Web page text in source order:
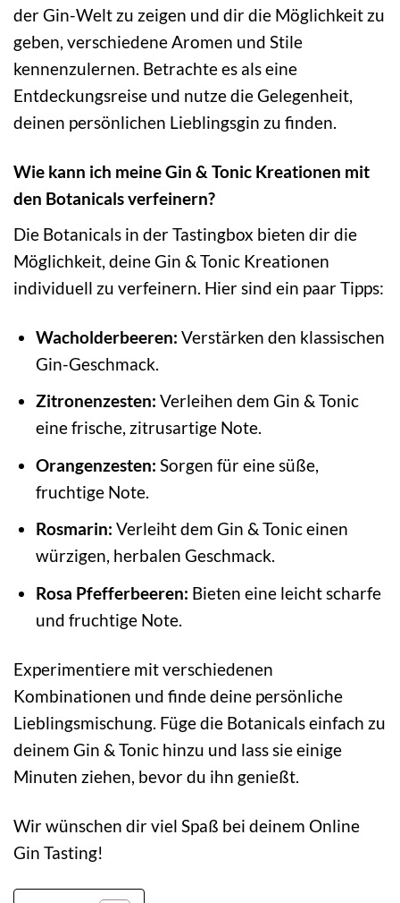
der Gin-Welt zu zeigen und dir die Möglichkeit zu
geben, verschiedene Aromen und Stile
kennenzulernen. Betrachte es als eine
Entdeckungsreise und nutze die Gelegenheit,
deinen persönlichen Lieblingsgin zu finden.
Wie kann ich meine Gin & Tonic Kreationen mit
den Botanicals verfeinern?
Die Botanicals in der Tastingbox bieten dir die
Möglichkeit, deine Gin & Tonic Kreationen
individuell zu verfeinern. Hier sind ein paar Tipps:
Wacholderbeeren: Verstärken den klassischen
Gin-Geschmack.
Zitronenzesten: Verleihen dem Gin & Tonic
eine frische, zitrusartige Note.
Orangenzesten: Sorgen für eine süße,
fruchtige Note.
Rosmarin: Verleiht dem Gin & Tonic einen
würzigen, herbalen Geschmack.
Rosa Pfefferbeeren: Bieten eine leicht scharfe
und fruchtige Note.
Experimentiere mit verschiedenen
Kombinationen und finde deine persönliche
Lieblingsmischung. Füge die Botanicals einfach zu
deinem Gin & Tonic hinzu und lass sie einige
Minuten ziehen, bevor du ihn genießt.
Wir wünschen dir viel Spaß bei deinem Online
Gin Tasting!